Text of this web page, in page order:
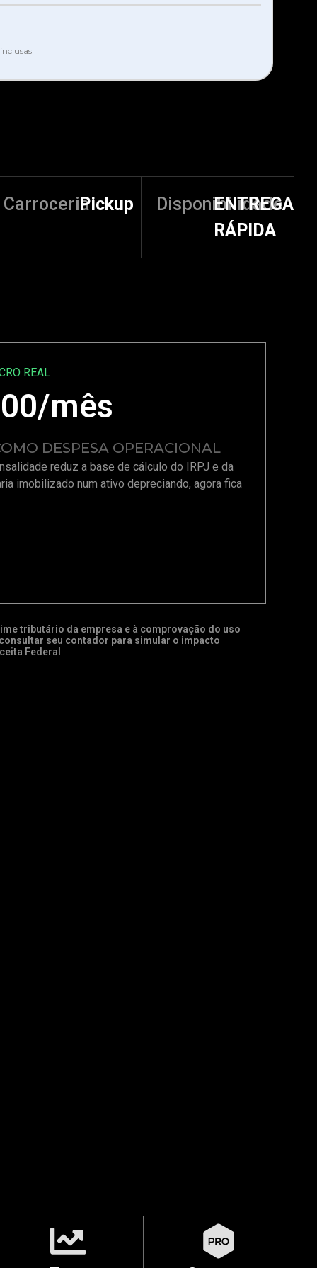
CarroceriaPickup Disponibilidade
ENTREGA
RÁPIDA
REAL
/mês
DESPESA OPERACIONAL
reduz a base de cálculo do IRPJ e da
imobilizado num ativo depreciando, agora fica
tributário da empresa e à comprovação do uso
seu contador para simular o impacto
Federal